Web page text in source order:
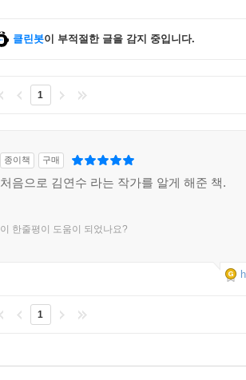
클린봇이 부적절한 글을 감지 중입니다.
1
종이책 구매
처음으로 김연수 라는 작가를 알게 해준 책.
이 한줄평이 도움이 되었나요?
1